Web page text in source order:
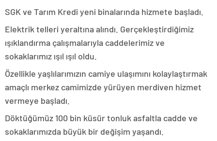
SGK ve Tarım Kredi yeni binalarında hizmete başladı.
Elektrik telleri yeraltına alındı. Gerçekleştirdiğimiz
ışıklandırma çalışmalarıyla caddelerimiz ve
sokaklarımız ışıl ışıl oldu.
Özellikle yaşlılarımızın camiye ulaşımını kolaylaştırmak
amaçlı merkez camimizde yürüyen merdiven hizmet
vermeye başladı.
Döktüğümüz 100 bin küsür tonluk asfaltla cadde ve
sokaklarımızda büyük bir değişim yaşandı.